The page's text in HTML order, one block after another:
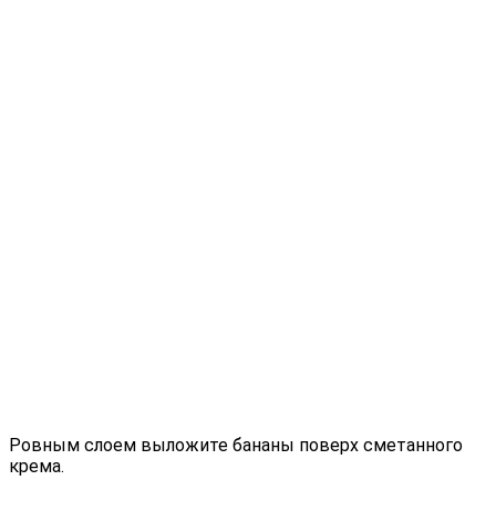
Ровным слоем выложите бананы поверх сметанного
крема.